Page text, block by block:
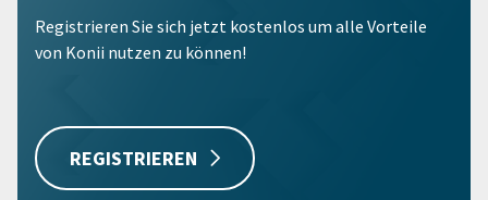
Registrieren Sie sich jetzt kostenlos um alle Vorteile
von Konii nutzen zu können!
REGISTRIEREN